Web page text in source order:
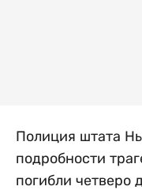
Полиция штата
подробности
погибли четверо